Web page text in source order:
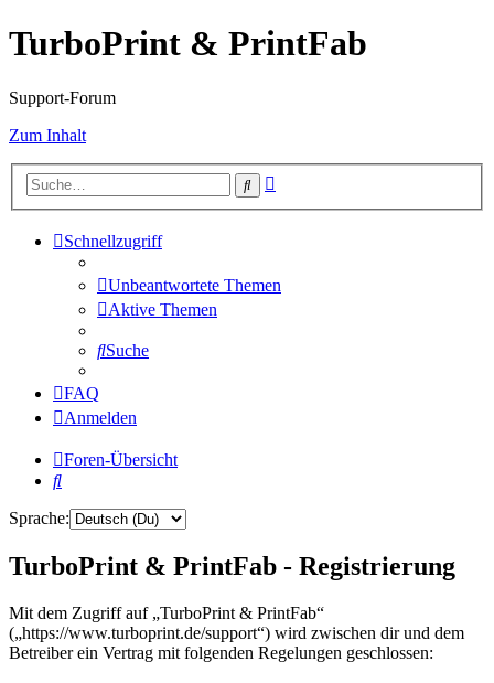
TurboPrint & PrintFab
Support-Forum
Zum Inhalt
Suche
Schnellzugriff
Unbeantwortete Themen
Aktive Themen
Suche
FAQ
Anmelden
Foren-Übersicht
Suche
Sprache:
TurboPrint & PrintFab - Registrierung
Mit dem Zugriff auf „TurboPrint & PrintFab“
(„https://www.turboprint.de/support“) wird zwischen dir und dem
Betreiber ein Vertrag mit folgenden Regelungen geschlossen: